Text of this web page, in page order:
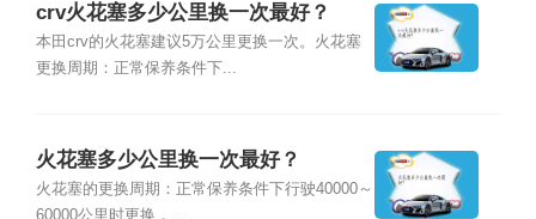
crv火花塞多少公里换一次最好？
本田crv的火花塞建议5万公里更换一次。火花塞
更换周期：正常保养条件下...
火花塞多少公里换一次最好？
火花塞的更换周期：正常保养条件下行驶40000～
60000公里时更换，...